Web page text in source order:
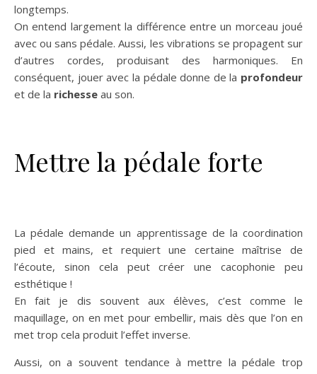
longtemps.
On entend largement la différence entre un morceau joué
avec ou sans pédale. Aussi, les vibrations se propagent sur
d’autres cordes, produisant des harmoniques. En
conséquent, jouer avec la pédale donne de la profondeur
et de la richesse au son.
Mettre la pédale forte
La pédale demande un apprentissage de la coordination
pied et mains, et requiert une certaine maîtrise de
l’écoute, sinon cela peut créer une cacophonie peu
esthétique !
En fait je dis souvent aux élèves, c’est comme le
maquillage, on en met pour embellir, mais dès que l’on en
met trop cela produit l’effet inverse.
Aussi, on a souvent tendance à mettre la pédale trop